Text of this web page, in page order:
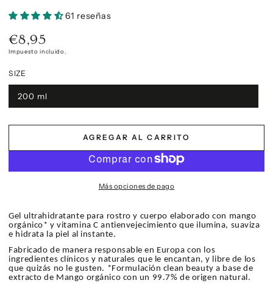
61 reseñas
Precio
regular
€8,95
Impuesto incluido.
SIZE
200 ml
AGREGAR AL CARRITO
Más opciones de pago
Gel ultrahidratante para rostro y cuerpo elaborado con mango
orgánico* y vitamina C antienvejecimiento que ilumina, suaviza
e hidrata la piel al instante.
Fabricado de manera responsable en Europa con los
ingredientes clínicos y naturales que le encantan, y libre de los
que quizás no le gusten. *Formulación clean beauty a base de
extracto de Mango orgánico con un 99.7% de origen natural.